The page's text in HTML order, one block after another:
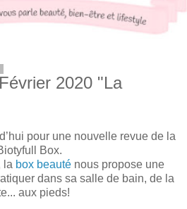
2020 "La
pour une nouvelle revue de la
Box.
la box beauté nous propose une
dans sa salle de bain, de la
aux pieds!